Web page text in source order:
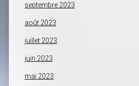
septembre 2023
août 2023
juillet 2023
juin 2023
mai 2023